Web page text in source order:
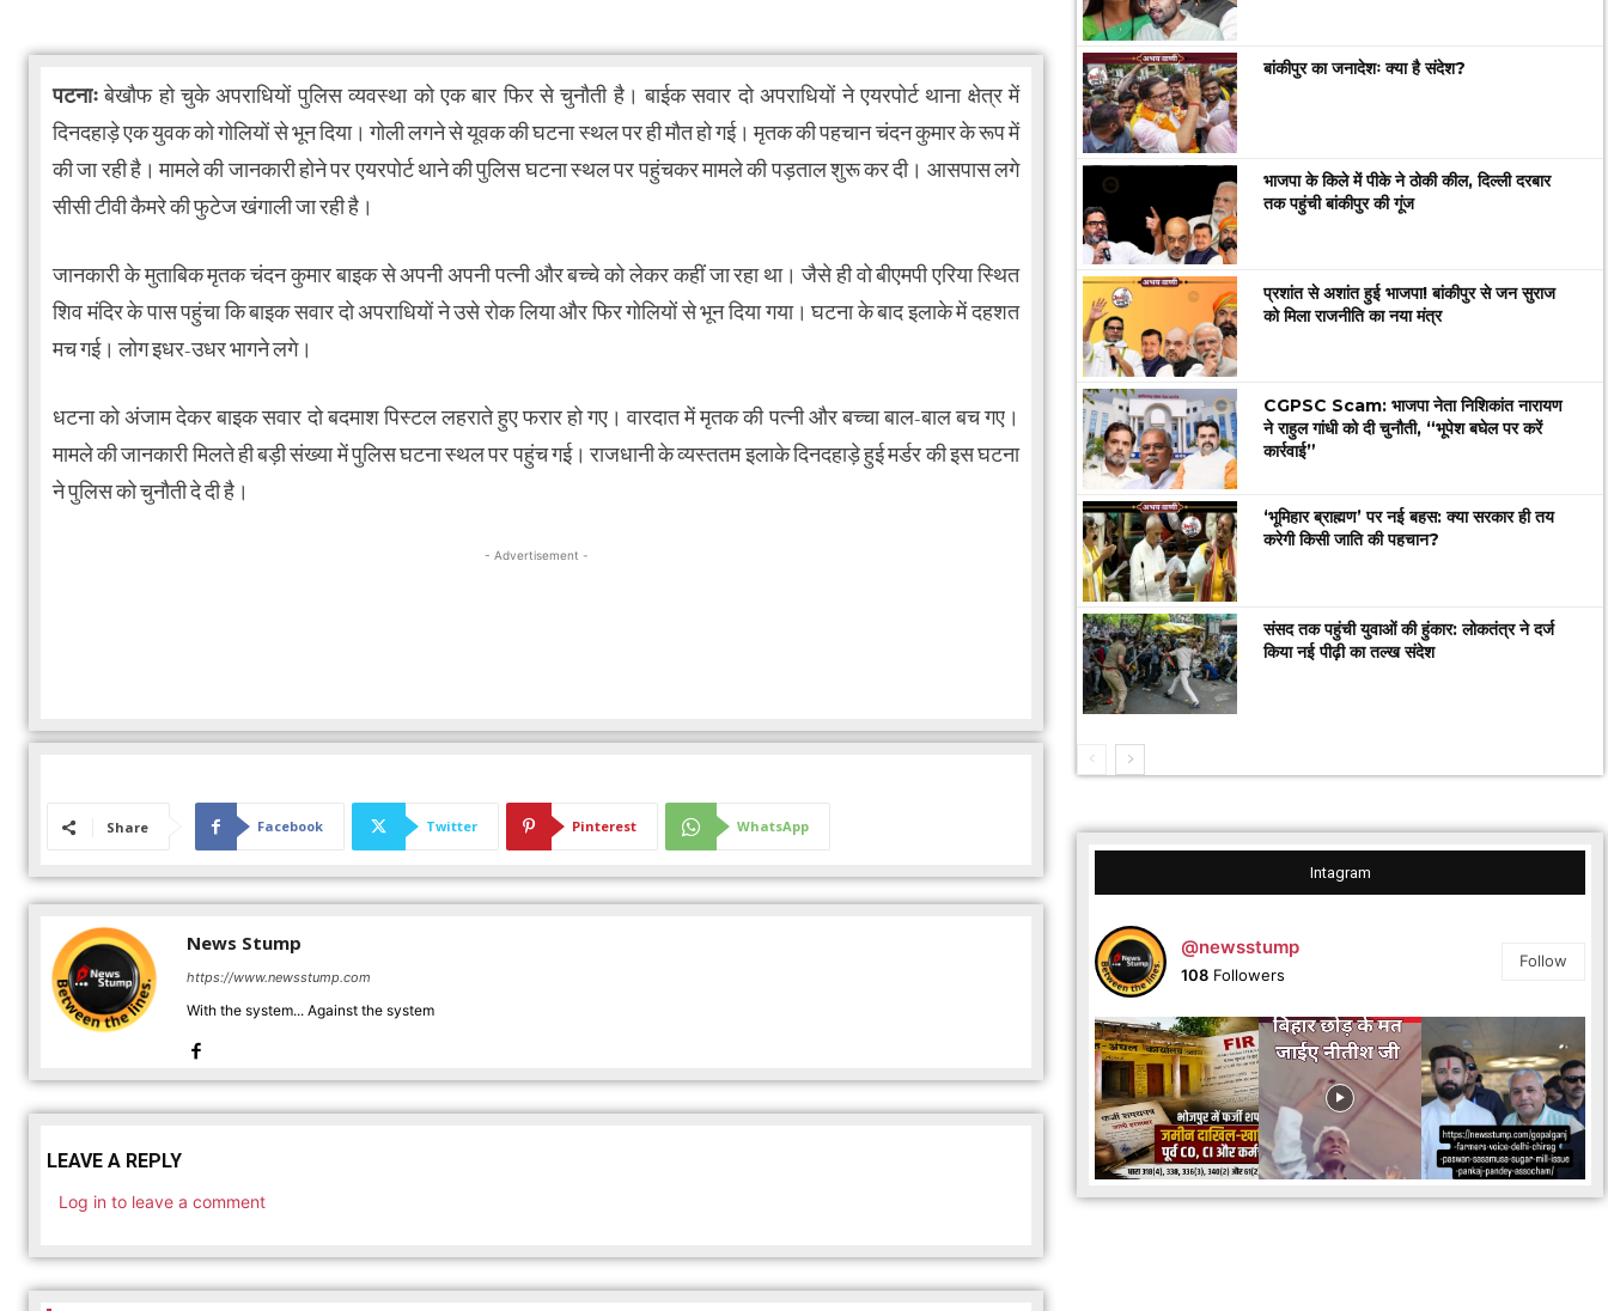
पटनाःबेखौफ हो चुके अपराधियों पुलिस व्यवस्था को एक बार फिर से चुनौती है। बाईक सवार दो अपराधियों ने एयरपोर्ट थाना क्षेत्र में
दिनदहाड़े एक युवक को गोलियों से भून दिया। गोली लगने से यूवक की घटना स्थल पर ही मौत हो गई। मृतक की पहचान चंदन कुमार के रूप में
की जा रही है। मामले की जानकारी होने पर एयरपोर्ट थाने की पुलिस घटना स्थल पर पहुंचकर मामले की पड़ताल शुरू कर दी। आसपास लगे
सीसी टीवी कैमरे की फुटेज खंगाली जा रही है।
जानकारी के मुताबिक मृतक चंदन कुमार बाइक से अपनी अपनी पत्नी और बच्चे को लेकर कहीं जा रहा था। जैसे ही वो बीएमपी एरिया स्थित
शिव मंदिर के पास पहुंचा कि बाइक सवार दो अपराधियों ने उसे रोक लिया और फिर गोलियों से भून दिया गया। घटना के बाद इलाके में दहशत
मच गई। लोग इधर-उधर भागने लगे।
धटना को अंजाम देकर बाइक सवार दो बदमाश पिस्टल लहराते हुए फरार हो गए। वारदात में मृतक की पत्नी और बच्चा बाल-बाल बच गए।
मामले की जानकारी मिलते ही बड़ी संख्या में पुलिस घटना स्थल पर पहुंच गई। राजधानी के व्यस्ततम इलाके दिनदहाड़े हुई मर्डर की इस घटना
ने पुलिस को चुनौती दे दी है।
- Advertisement -
Share Facebook Twitter Pinterest WhatsApp
News Stump
https://www.newsstump.com
With the system... Against the system
LEAVE A REPLY
Log in to leave a comment
बांकीपुर का जनादेशः क्या है संदेश?
भाजपा के किले में पीके ने ठोकी कील, दिल्ली दरबार
तक पहुंची बांकीपुर की गूंज
प्रशांत से अशांत हुई भाजपा! बांकीपुर से जन सुराज
को मिला राजनीति का नया मंत्र
CGPSC Scam: भाजपा नेता निशिकांत नारायण
ने राहुल गांधी को दी चुनौती, “भूपेश बघेल पर करें
कार्रवाई”
‘भूमिहार ब्राह्मण’ पर नई बहस: क्या सरकार ही तय
करेगी किसी जाति की पहचान?
संसद तक पहुंची युवाओं की हुंकार: लोकतंत्र ने दर्ज
किया नई पीढ़ी का तल्ख संदेश
Intagram
@newsstump
108 Followers
Follow